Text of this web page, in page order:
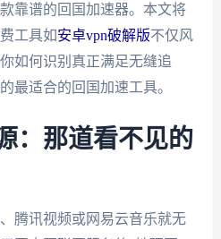
靠谱的回国加速器。本文将
工具如安卓vpn破解版不仅风
如何识别真正满足无缝追
最适合的回国加速工具。
：那道看不见的
腾讯视频或网易云音乐就无